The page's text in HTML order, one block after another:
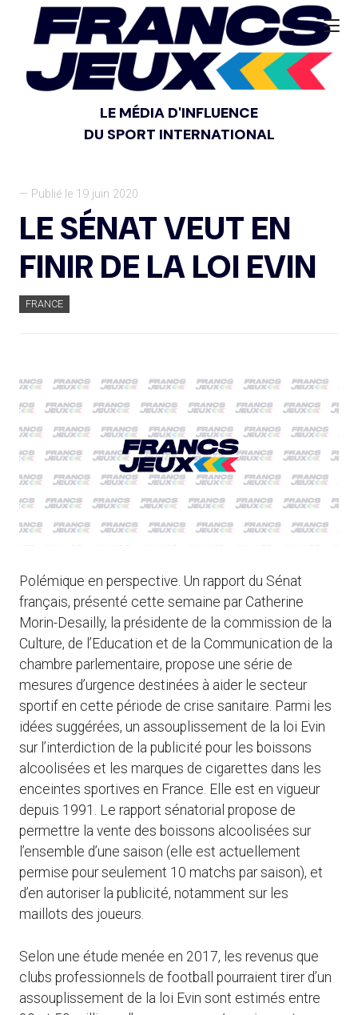
LE MÉDIA D'INFLUENCE
DU SPORT INTERNATIONAL
— Publié le 19 juin 2020
LE SÉNAT VEUT EN
FINIR DE LA LOI EVIN
FRANCE
Polémique en perspective. Un rapport du Sénat
français, présenté cette semaine par Catherine
Morin-Desailly, la présidente de la commission de la
Culture, de l’Education et de la Communication de la
chambre parlementaire, propose une série de
mesures d’urgence destinées à aider le secteur
sportif en cette période de crise sanitaire. Parmi les
idées suggérées, un assouplissement de la loi Evin
sur l’interdiction de la publicité pour les boissons
alcoolisées et les marques de cigarettes dans les
enceintes sportives en France. Elle est en vigueur
depuis 1991. Le rapport sénatorial propose de
permettre la vente des boissons alcoolisées sur
l’ensemble d’une saison (elle est actuellement
permise pour seulement 10 matchs par saison), et
d’en autoriser la publicité, notamment sur les
maillots des joueurs.
Selon une étude menée en 2017, les revenus que
clubs professionnels de football pourraient tirer d’un
assouplissement de la loi Evin sont estimés entre